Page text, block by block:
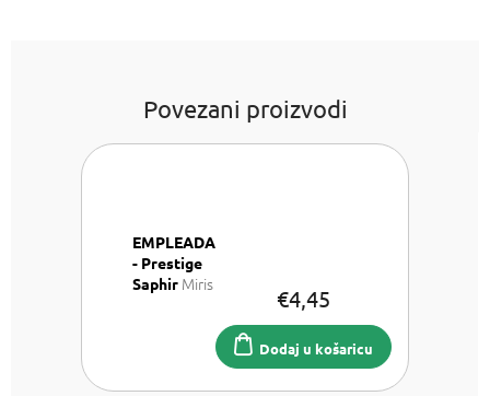
Povezani proizvodi
EMPLEADA
- Prestige
Saphir Miris
€4,45
Dodaj u košaricu